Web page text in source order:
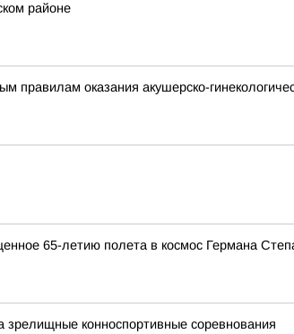
районе
правилам оказания акушерско-
65-летию полета в космос Германа
зрелищные конноспортивные соревнования